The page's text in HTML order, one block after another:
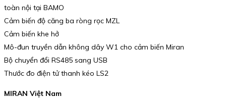
toàn nội tại BAMO
Cảm biến độ căng ba ròng rọc MZL
Cảm biến khe hở
Mô-đun truyền dẫn không dây W1 cho cảm biến Miran
Bộ chuyển đổi RS485 sang USB
Thước đo điện tử thanh kéo LS2
MIRAN Việt Nam